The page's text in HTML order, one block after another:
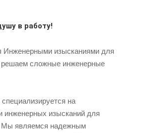
в работу!
изысканиями для
решаем сложные инженерные
на
инженерных изысканий для
Мы являемся надежным